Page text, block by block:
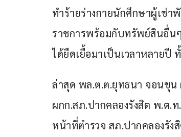
ทำร้ายร่างกายนักศึกษาผู้เช่า
ราชการพร้อมกับทรัพย์สินอื่น
ได้ยืดเยื้อมาเป็นเวลาหลายปี
ล่าสุด พล.ต.ต.ยุทธนา จอนขุ
ผกก.สภ.ปากคลองรังสิต พ.ต.
หน้าที่ตำรวจ สภ.ปากคลองรั